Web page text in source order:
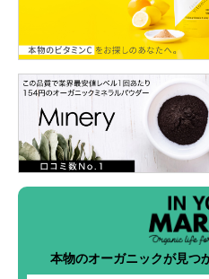
本物のオーガニックが見つ